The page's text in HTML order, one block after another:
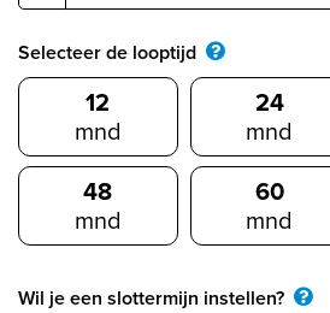
Selecteer de looptijd
12
mnd
24
mnd
48
mnd
60
mnd
Wil je een slottermijn instellen?